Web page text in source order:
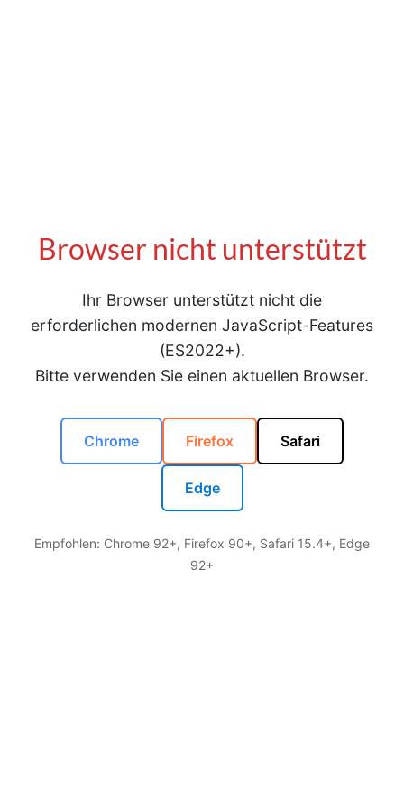
Browser nicht unterstützt
Ihr Browser unterstützt nicht die
erforderlichen modernen JavaScript-Features
(ES2022+).
Bitte verwenden Sie einen aktuellen Browser.
Chrome Firefox Safari
Edge
Empfohlen: Chrome 92+, Firefox 90+, Safari 15.4+, Edge
92+